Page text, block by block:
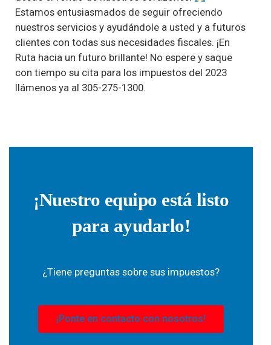
Estamos entusiasmados de seguir ofreciendo
nuestros servicios y ayudándole a usted y a futuros
clientes con todas sus necesidades fiscales. ¡En
Ruta hacia un futuro brillante! No espere y saque
con tiempo su cita para los impuestos del 2023
llámenos ya al 305-275-1300.
¡Nuestro equipo está listo
para ayudarlo!
¿Tiene preguntas sobre sus impuestos?
¡Ponte en contacto con nosotros!